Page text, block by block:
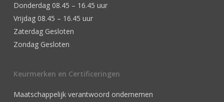
Donderdag 08.45 – 16.45 uur
Vrijdag 08.45 – 16.45 uur
Zaterdag Gesloten
Zondag Gesloten
Keurmerken en Certificeringen
Maatschappelijk verantwoord ondernemen